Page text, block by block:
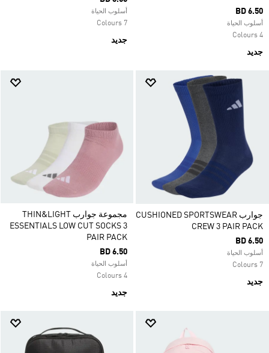
BD 6.50
أسلوب الحياة
4 Colours
جديد
أسلوب الحياة
7 Colours
جديد
جوارب CUSHIONED SPORTSWEAR
CREW 3 PAIR PACK‏
BD 6.50
أسلوب الحياة
7 Colours
جديد
مجموعة جوارب THIN&LIGHT
ESSENTIALS LOW CUT SOCKS 3
PAIR PACK
BD 6.50
أسلوب الحياة
4 Colours
جديد